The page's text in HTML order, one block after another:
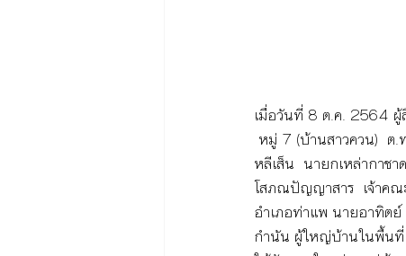
เมื่อวันที่ 8 ต.ค. 2564 ผู้
หมู่ 7 (บ้านสาวควน)  ต.
หลีเส็น  นายกเหล่ากาช
โสภณปัญญาสาร  เจ้าคณ
อำเภอท่าแพ นายอาทิตย์
กำนัน ผู้ใหญ่บ้านในพื้นที่